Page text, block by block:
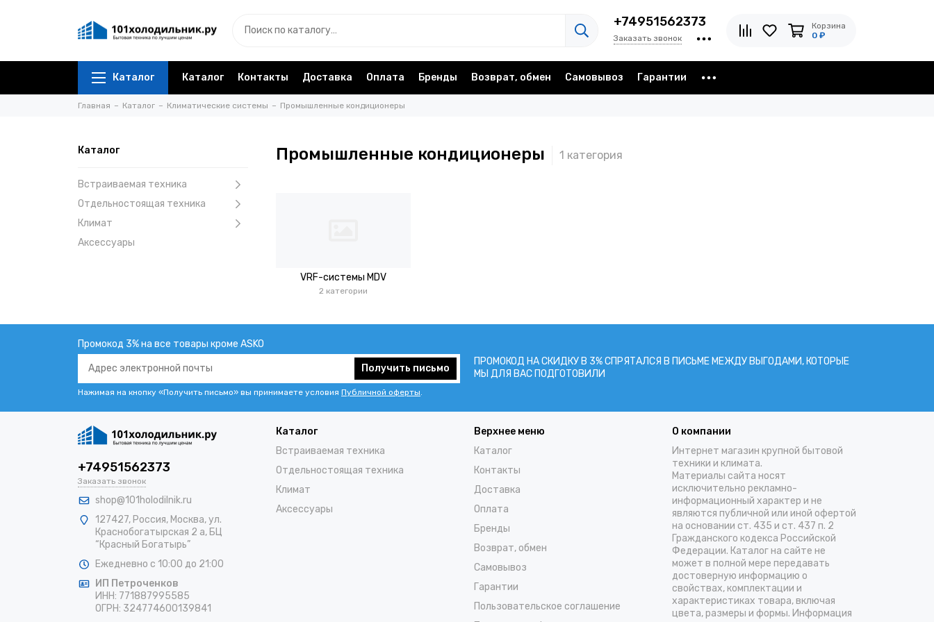
+74951562373
Заказать звонок
Корзина
0 ₽
Каталог Каталог Контакты Доставка Оплата Бренды Возврат, обмен Самовывоз Гарантии
Главная Каталог Климатические системы Промышленные кондиционеры
Каталог
Встраиваемая техника
Отдельностоящая техника
Климат
Аксессуары
Промышленные кондиционеры
VRF-системы MDV
2 категории
Промокод 3% на все товары кроме ASKO
Получить письмо
Нажимая на кнопку «Получить письмо» вы принимаете условия Публичной оферты.
ПРОМОКОД НА СКИДКУ В 3% СПРЯТАЛСЯ В ПИCЬМЕ МЕЖДУ ВЫГОДАМИ, КОТОРЫЕ
МЫ ДЛЯ ВАС ПОДГОТОВИЛИ
+74951562373
Заказать звонок
shop@101holodilnik.ru
127427, Россия, Москва,ул.
Краснобогатырская 2 а, БЦ
“Красный Богатырь”
Ежедневно с 10:00 до 21:00
ИП Петроченков
ИНН: 771887995585
ОГРН: 324774600139841
Каталог
Встраиваемая техника
Отдельностоящая техника
Климат
Аксессуары
Верхнее меню
Каталог
Контакты
Доставка
Оплата
Бренды
Возврат, обмен
Самовывоз
Гарантии
Пользовательское соглашение
О компании
Интернет магазин крупной бытовой
техники и климата.
Материалы сайта носят
исключительно рекламно-
информационный характер и не
являются публичной или иной офертой
на основании ст. 435 и ст. 437 п. 2
Гражданского кодекса Российской
Федерации. Каталог на сайте не
может в полной мере передавать
достоверную информацию о
свойствах, комплектации и
характеристиках товара, включая
цвета, размеры и формы. Информация